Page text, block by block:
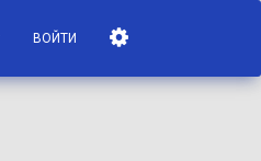
ВОЙТИ